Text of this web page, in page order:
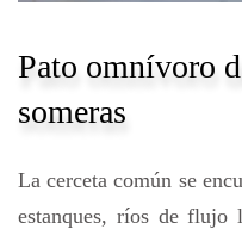
Pato omnívoro
someras
La cerceta común se
estanques, ríos de flujo